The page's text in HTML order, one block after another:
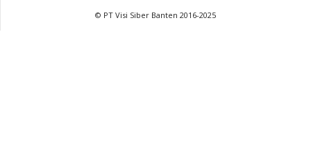
© PT Visi Siber Banten 2016-2025